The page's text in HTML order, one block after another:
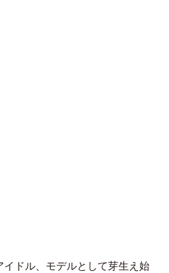
ドル、モデルとして芽生え始